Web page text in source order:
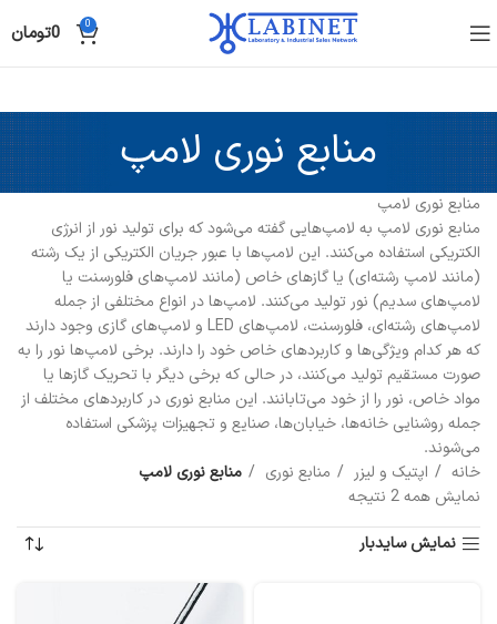
0
0تومان
منابع نوری لامپ
منابع نوری لامپ
منابع نوری لامپ به لامپ‌هایی گفته می‌شود که برای تولید نور از انرژی
الکتریکی استفاده می‌کنند. این لامپ‌ها با عبور جریان الکتریکی از یک رشته
(مانند لامپ رشته‌ای) یا گازهای خاص (مانند لامپ‌های فلورسنت یا
لامپ‌های سدیم) نور تولید می‌کنند. لامپ‌ها در انواع مختلفی از جمله
لامپ‌های رشته‌ای، فلورسنت، لامپ‌های LED و لامپ‌های گازی وجود دارند
که هر کدام ویژگی‌ها و کاربردهای خاص خود را دارند. برخی لامپ‌ها نور را به
صورت مستقیم تولید می‌کنند، در حالی که برخی دیگر با تحریک گازها یا
مواد خاص، نور را از خود می‌تابانند. این منابع نوری در کاربردهای مختلف از
جمله روشنایی خانه‌ها، خیابان‌ها، صنایع و تجهیزات پزشکی استفاده
می‌شوند.
خانه
اپتیک و لیزر منابع نوری
منابع نوری لامپ
نمایش همه 2 نتیجه
نمایش سایدبار